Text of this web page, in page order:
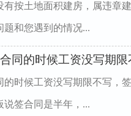
按土地面积建房，属违章
和您遇到的情况...
同的时候工资没写期
时候工资没写期限不写，
签合同是半年，...